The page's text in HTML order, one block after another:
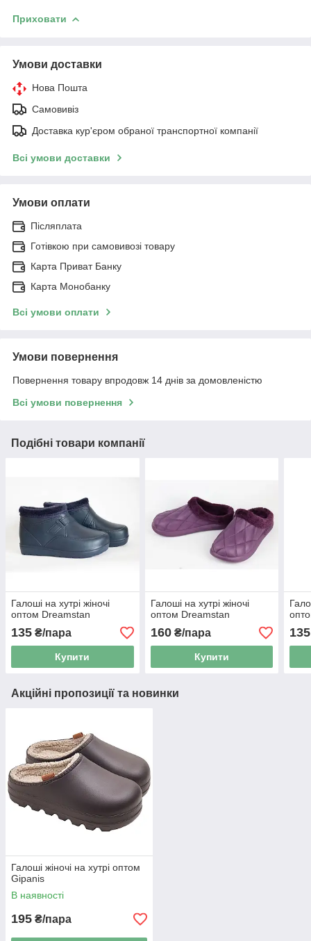
Приховати
Умови доставки
Нова Пошта
Самовивіз
Доставка кур'єром обраної транспортної компанії
Всі умови доставки
Умови оплати
Післяплата
Готівкою при самовивозі товару
Карта Приват Банку
Карта Монобанку
Всі умови оплати
Умови повернення
Повернення товару впродовж 14 днів за домовленістю
Всі умови повернення
Подібні товари компанії
Галоші на хутрі жіночі
оптом Dreamstan
135 ₴/пара
Купити
Галоші на хутрі жіночі
оптом Dreamstan
160₴/пара
Купити
135
Акційні пропозиції та новинки
Галоші жіночі на хутрі оптом
Gipanis
В наявності
195 ₴/пара